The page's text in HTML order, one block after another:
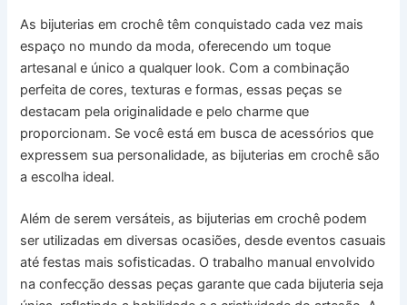
As bijuterias em crochê têm conquistado cada vez mais
espaço no mundo da moda, oferecendo um toque
artesanal e único a qualquer look. Com a combinação
perfeita de cores, texturas e formas, essas peças se
destacam pela originalidade e pelo charme que
proporcionam. Se você está em busca de acessórios que
expressem sua personalidade, as bijuterias em crochê são
a escolha ideal.
Além de serem versáteis, as bijuterias em crochê podem
ser utilizadas em diversas ocasiões, desde eventos casuais
até festas mais sofisticadas. O trabalho manual envolvido
na confecção dessas peças garante que cada bijuteria seja